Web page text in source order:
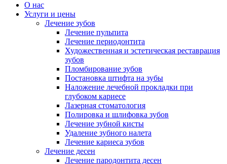
О нас
Услуги и цены
Лечение зубов
Лечение пульпита
Лечение периодонтита
Художественная и эстетическая реставрация
зубов
Пломбирование зубов
Постановка штифта на зубы
Наложение лечебной прокладки при
глубоком кариесе
Лазерная стоматология
Полировка и шлифовка зубов
Лечение зубной кисты
Удаление зубного налета
Лечение кариеса зубов
Лечение десен
Лечение пародонтита десен